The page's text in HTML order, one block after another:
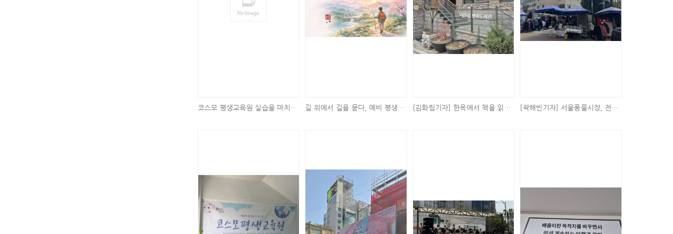
코스모 평생교육원 실습을 마치며.. 길 위에서 길을 묻다, 예비 평생교육사의 첫걸음 [김화림기자] 한옥에서 책을 읽는 특별한 경험, 도담도담 한옥도서관 탐방기 [곽해빈기자] 서울풍물시장, 전통시장 넘어 지역사회 연계 문화공간으로 기능